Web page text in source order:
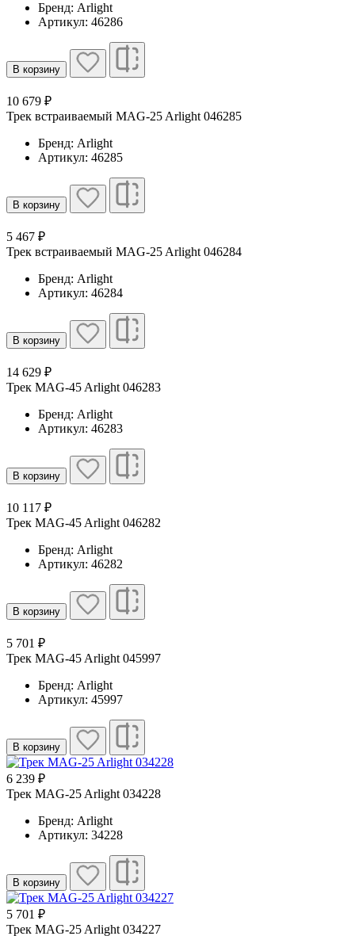
Бренд: Arlight
Артикул: 46286
В корзину
10 679 ₽
Трек встраиваемый MAG-25 Arlight 046285
Бренд: Arlight
Артикул: 46285
В корзину
5 467 ₽
Трек встраиваемый MAG-25 Arlight 046284
Бренд: Arlight
Артикул: 46284
В корзину
14 629 ₽
Трек MAG-45 Arlight 046283
Бренд: Arlight
Артикул: 46283
В корзину
10 117 ₽
Трек MAG-45 Arlight 046282
Бренд: Arlight
Артикул: 46282
В корзину
5 701 ₽
Трек MAG-45 Arlight 045997
Бренд: Arlight
Артикул: 45997
В корзину
6 239 ₽
Трек MAG-25 Arlight 034228
Бренд: Arlight
Артикул: 34228
В корзину
5 701 ₽
Трек MAG-25 Arlight 034227